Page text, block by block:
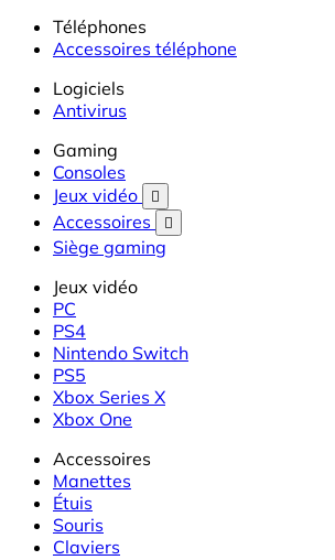
Téléphones
Accessoires téléphone
Logiciels
Antivirus
Gaming
Consoles
Jeux vidéo

Accessoires 
Siège gaming
Jeux vidéo
PC
PS4
Nintendo Switch
PS5
Xbox Series X
Xbox One
Accessoires
Manettes
Étuis
Souris
Claviers